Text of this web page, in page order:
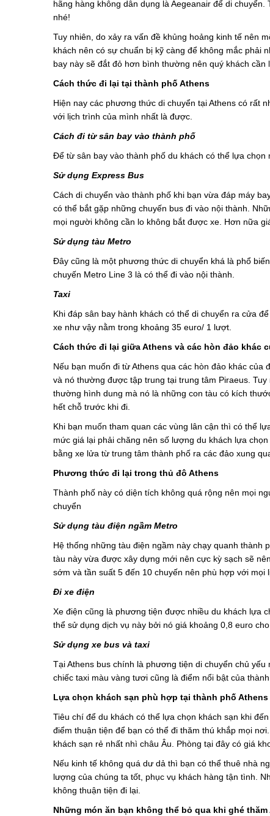
hãng hàng không dân dụng là Aegeanair để di
nhé!
Tuy nhiên, do xảy ra vấn đề khủng hoảng kinh tế nên
khách nên có sự chuẩn bị kỹ càng để không mắc phải
bay này sẽ đắt đỏ hơn bình thường nên quý khách cần
Cách thức đi lại tại thành phố Athens
Hiện nay các phương thức di chuyển tại Athens có rất
với lịch trình của mình nhất là được.
Cách đi từ sân bay vào thành phố
Để từ sân bay vào thành phố du khách có thể lựa
Sử dụng Express Bus
Cách di chuyển vào thành phố khi bạn vừa đáp máy
có thể bắt gặp những chuyến bus đi vào nội thành.
mọi người không cần lo không bắt được xe. Hơn nữa
Sử dụng tàu Metro
Đây cũng là một phương thức di chuyển khá là phổ
chuyến Metro Line 3 là có thể đi vào nội thành.
Taxi
Khi đáp sân bay hành khách có thể di chuyển ra cửa
xe như vậy nằm trong khoảng 35 euro/ 1 lượt.
Cách thức đi lại giữa Athens và các hòn đảo khác
Nếu bạn muốn đi từ Athens qua các hòn đảo khác
và nó thường được tập trung tại trung tâm Piraeus.
thường hình dung mà nó là những con tàu có kích
hết chỗ trước khi đi.
Khi bạn muốn tham quan các vùng lân cận thì có thể
mức giá lại phải chăng nên số lượng du khách lựa
bằng xe lửa từ trung tâm thành phố ra các đảo xung
Phương thức đi lại trong thủ đô Athens
Thành phố này có diện tích không quá rộng nên mọi
chuyển
Sử dụng tàu điện ngầm Metro
Hệ thống những tàu điện ngầm này chạy quanh thành
tàu này vừa được xây dựng mới nên cực kỳ sạch sẽ
sớm và tần suất 5 đến 10 chuyến nên phù hợp với mọi
Đi xe điện
Xe điện cũng là phương tiện được nhiều du khách lựa
thể sử dụng dịch vụ này bởi nó giá khoảng 0,8 euro
Sử dụng xe bus và taxi
Tại Athens bus chính là phương tiện di chuyển chủ
chiếc taxi màu vàng tươi cũng là điểm nổi bật của thành
Lựa chọn khách sạn phù hợp tại thành phố Athens
Tiêu chí để du khách có thể lựa chọn khách sạn khi
điểm thuận tiện để bạn có thể đi thăm thú khắp mọi
khách sạn rẻ nhất nhì châu Âu. Phòng tại đây có giá
Nếu kinh tế không quá dư dả thì bạn có thể thuê nhà
lượng của chúng ta tốt, phục vụ khách hàng tận tình.
không thuận tiện đi lại.
Những món ăn bạn không thể bỏ qua khi ghé thăm